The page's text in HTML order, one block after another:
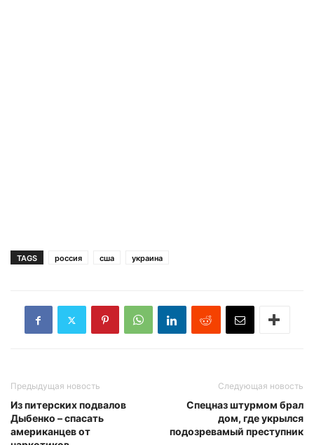
TAGS россия сша украина
Предыдущая новость
Из питерских подвалов
Дыбенко – спасать
американцев от
Следующая новость
Спецназ штурмом брал
дом, где укрылся
подозревамый преступник